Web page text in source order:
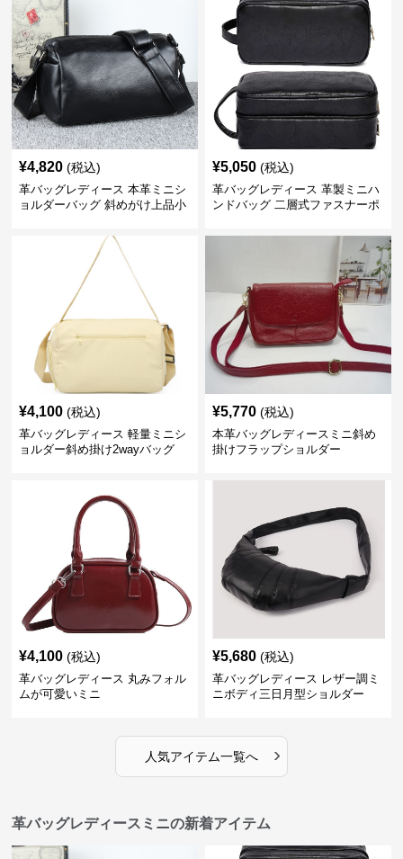
¥4,820 (税込)
革バッグレディース 本革ミニシ
ョルダーバッグ 斜めがけ上品小
¥5,050 (税込)
革バッグレディース 革製ミニハ
ンドバッグ 二層式ファスナーポ
¥4,100 (税込)
革バッグレディース 軽量ミニシ
ョルダー斜め掛け2wayバッグ
¥5,770 (税込)
本革バッグレディースミニ斜め
掛けフラップショルダー
¥4,100 (税込)
革バッグレディース 丸みフォル
ムが可愛いミニ
¥5,680 (税込)
革バッグレディース レザー調ミ
ニボディ三日月型ショルダー
人気アイテム一覧へ ›
革バッグレディースミニの新着アイテム